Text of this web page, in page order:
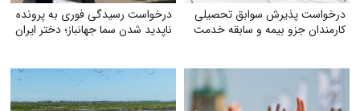
درخواست پذیرش سوابق تحصیلی
کارمندان جزو بیمه و سابقه خدمت
درخواست رسیدگی فوری به پرونده
ناپدید شدن سما جهانباز؛ دختر ایران